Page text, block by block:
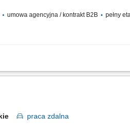
umowa agencyjna / kontrakt B2B pełny
oraz pozyskiwanie nowych odbiorców
praca zdalna